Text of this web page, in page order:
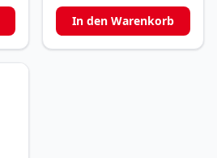
In den Warenkorb